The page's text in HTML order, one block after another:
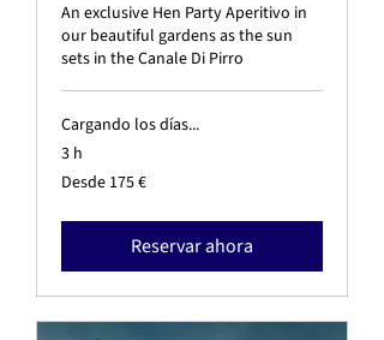
An exclusive Hen Party Aperitivo in
our beautiful gardens as the sun
sets in the Canale Di Pirro
Cargando los días...
3 h
Desde
175
Desde 175 €
Reservar ahora